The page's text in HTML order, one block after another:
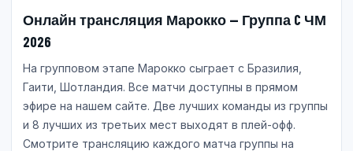
Онлайн трансляция Марокко — Группа C ЧМ
2026
На групповом этапе Марокко сыграет с Бразилия,
Гаити, Шотландия. Все матчи доступны в прямом
эфире на нашем сайте. Две лучших команды из группы
и 8 лучших из третьих мест выходят в плей-офф.
Смотрите трансляцию каждого матча группы на